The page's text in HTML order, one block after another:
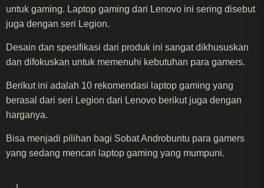
untuk gaming. Laptop gaming dari Lenovo ini sering disebut
juga dengan seri Legion.
Desain dan spesifikasi dari produk ini sangat dikhususkan
dan difokuskan untuk memenuhi kebutuhan para gamers.
Berikut ini adalah 10 rekomendasi laptop gaming yang
berasal dari seri Legion dari Lenovo berikut juga dengan
harganya.
Bisa menjadi pilihan bagi Sobat Androbuntu para gamers
yang sedang mencari laptop gaming yang mumpuni.